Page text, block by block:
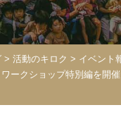
> 活動のキロク > イベント
ークショップ特別編を開